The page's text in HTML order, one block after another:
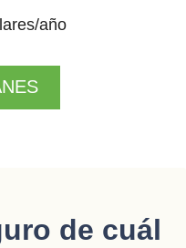
año
de cuál